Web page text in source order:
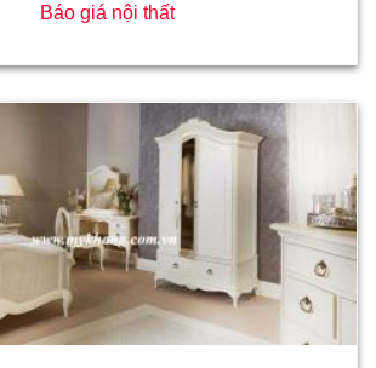
Báo giá nội thất